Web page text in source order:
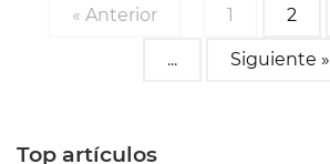
« Anterior 1 2
... Siguiente »
Top artículos